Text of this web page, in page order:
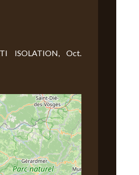
ISOLATION, Oct.